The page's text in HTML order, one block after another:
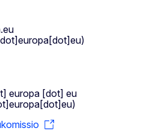
.eu
europa [dot] eu